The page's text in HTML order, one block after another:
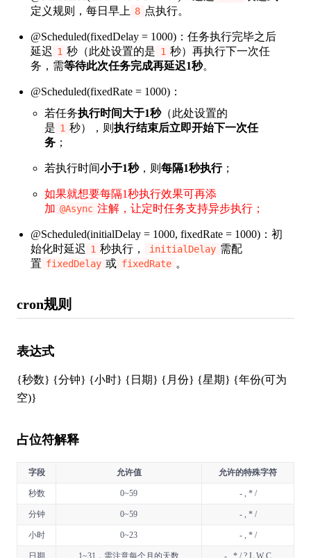
定义规则，每日早上 8 点执行。
@Scheduled(fixedDelay = 1000)：任务执行完毕之后
延迟 1 秒（此处设置的是 1 秒）再执行下一次任
务，需等待此次任务完成再延迟1秒。
@Scheduled(fixedRate = 1000)：
若任务执行时间大于1秒（此处设置的
是 1 秒），则执行结束后立即开始下一次任
务 ；
若执行时间小于1秒，则 每隔1秒执行；
如果就想要每隔1秒执行效果可再添
加 @Async 注解，让定时任务支持异步执行；
@Scheduled(initialDelay = 1000, fixedRate = 1000)：初
始化时延迟 1 秒执行， initialDelay 需配
置 fixedDelay 或 fixedRate 。
cron规则
表达式
{秒数} {分钟} {小时} {日期} {月份} {星期} {年份(可为
空)}
占位符解释
字段 允许值 允许的特殊字符
秒数 0~59 - , * /
分钟 0~59 - , * /
小时 0~23 - , * /
日期 1~31，需注意每个月的天数 - , * / ? L W C